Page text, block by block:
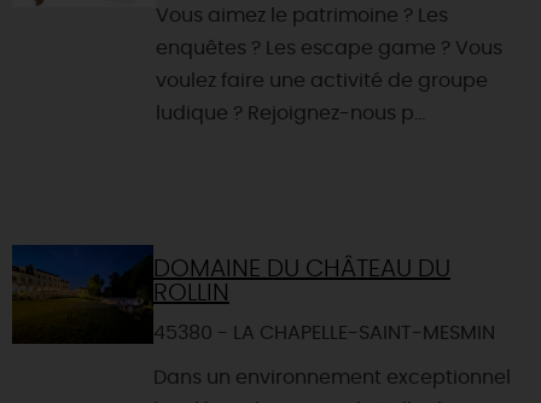
Vous aimez le patrimoine ? Les
enquêtes ? Les escape game ? Vous
voulez faire une activité de groupe
ludique ? Rejoignez-nous p...
DOMAINE DU CHÂTEAU DU
ROLLIN
45380 - LA CHAPELLE-SAINT-MESMIN
Dans un environnement exceptionnel